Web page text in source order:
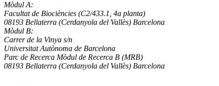
Mòdul A:
Facultat de Biociències (C2/433.1, 4a planta)
08193 Bellaterra (Cerdanyola del Vallès) Barcelona
Mòdul B:
Carrer de la Vinya s/n
Universitat Autònoma de Barcelona
Parc de Recerca Mòdul de Recerca B (MRB)
08193 Bellaterra (Cerdanyola del Vallès) Barcelona